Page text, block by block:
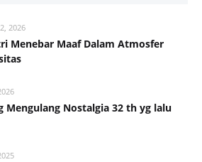
2026
Menebar Maaf Dalam Atmosfer
Mengulang Nostalgia 32 th yg lalu